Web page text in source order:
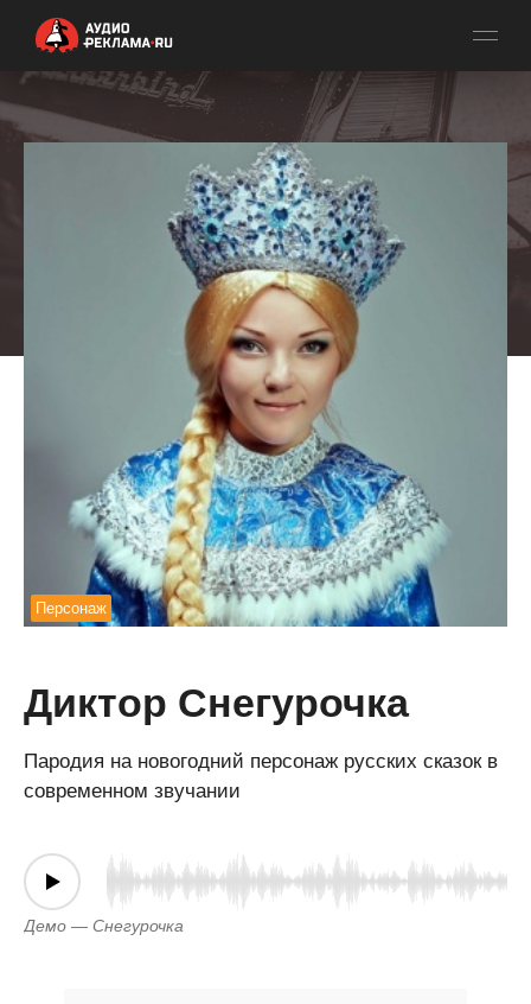
Персонаж
Диктор Снегурочка
Пародия на новогодний персонаж русских сказок в
современном звучании
Демо — Снегурочка